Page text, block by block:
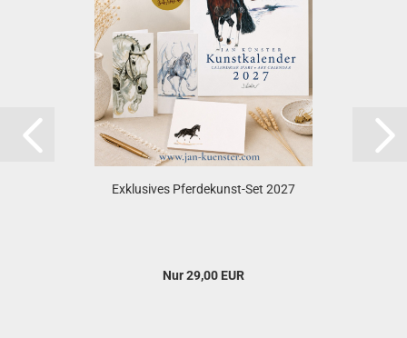
Exklusives Pferdekunst-Set 2027
Nur 29,00 EUR